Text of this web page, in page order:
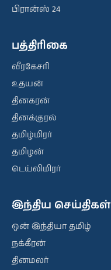
பிரான்ஸ் 24
பத்திரிகை
வீரகேசரி
உதயன்
தினகரன்
தினக்குரல்
தமிழ்மிரர்
தமிழன்
டெய்லிமிரர்
இந்திய செய்திகள்
ஒன் இந்தியா தமிழ்
நக்கீரன்
தினமலர்